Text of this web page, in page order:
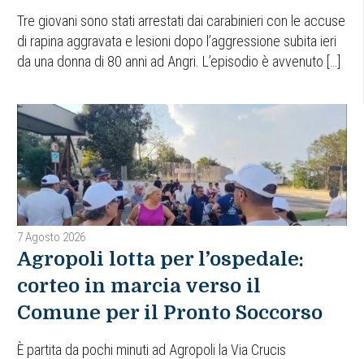
Tre giovani sono stati arrestati dai carabinieri con le accuse
di rapina aggravata e lesioni dopo l’aggressione subita ieri
da una donna di 80 anni ad Angri. L’episodio è avvenuto […]
7 Agosto 2026
Agropoli lotta per l’ospedale:
corteo in marcia verso il
Comune per il Pronto Soccorso
È partita da pochi minuti ad Agropoli la Via Crucis